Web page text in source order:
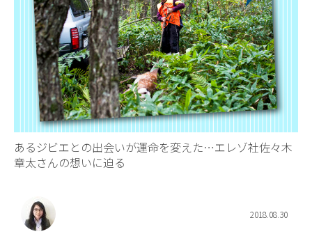
あるジビエとの出会いが運命を変えた…エレゾ社佐々木
章太さんの想いに迫る
2018.08.30